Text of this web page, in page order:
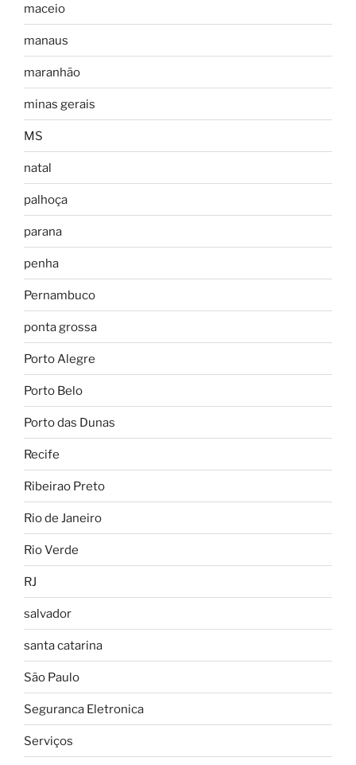
maceio
manaus
maranhão
minas gerais
MS
natal
palhoça
parana
penha
Pernambuco
ponta grossa
Porto Alegre
Porto Belo
Porto das Dunas
Recife
Ribeirao Preto
Rio de Janeiro
Rio Verde
RJ
salvador
santa catarina
São Paulo
Seguranca Eletronica
Serviços